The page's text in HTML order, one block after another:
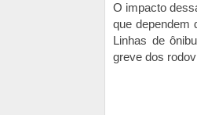
O impacto
que dependem
Linhas de
greve dos